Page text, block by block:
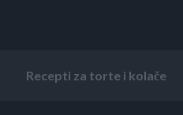
Recepti za torte i kolače